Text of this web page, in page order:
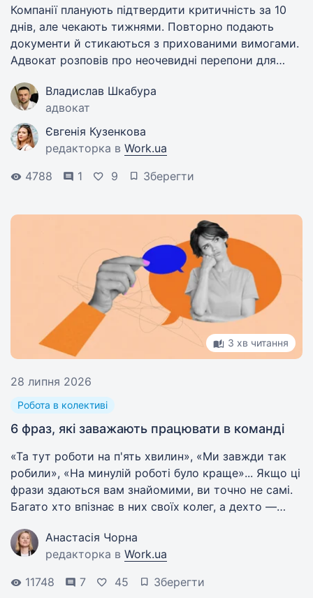
Компанії планують підтвердити критичність за 10
днів, але чекають тижнями. Повторно подають
документи й стикаються з прихованими вимогами.
Адвокат розповів про неочевидні перепони для
важливого.Владислав Шкабура
адвокат
Євгенія Кузенкова
редакторка в Work.ua
4788
1 9 Зберегти
3 хв читання
28 липня 2026
Робота в колективі
6 фраз, які заважають працювати в команді
«Та тут роботи на п'ять хвилин», «Ми завжди так
робили», «На минулій роботі було краще»... Якщо ці
фрази здаються вам знайомими, ви точно не самі.
Багато хто впізнає в них своїх колег, а дехто —
Анастасія Чорна
редакторка в Work.ua
11748
7 45 Зберегти